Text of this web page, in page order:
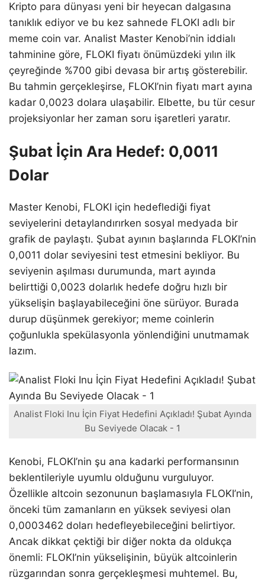
Kripto para dünyası yeni bir heyecan dalgasına
tanıklık ediyor ve bu kez sahnede FLOKI adlı bir
meme coin var. Analist Master Kenobi’nin iddialı
tahminine göre, FLOKI fiyatı önümüzdeki yılın ilk
çeyreğinde %700 gibi devasa bir artış gösterebilir.
Bu tahmin gerçekleşirse, FLOKI’nin fiyatı mart ayına
kadar 0,0023 dolara ulaşabilir. Elbette, bu tür cesur
projeksiyonlar her zaman soru işaretleri yaratır.
Şubat İçin Ara Hedef: 0,0011
Dolar
Master Kenobi, FLOKI için hedeflediği fiyat
seviyelerini detaylandırırken sosyal medyada bir
grafik de paylaştı. Şubat ayının başlarında FLOKI’nin
0,0011 dolar seviyesini test etmesini bekliyor. Bu
seviyenin aşılması durumunda, mart ayında
belirttiği 0,0023 dolarlık hedefe doğru hızlı bir
yükselişin başlayabileceğini öne sürüyor. Burada
durup düşünmek gerekiyor; meme coinlerin
çoğunlukla spekülasyonla yönlendiğini unutmamak
lazım.
Analist Floki Inu İçin Fiyat Hedefini Açıkladı! Şubat Ayında
Bu Seviyede Olacak - 1
Kenobi, FLOKI’nin şu ana kadarki performansının
beklentileriyle uyumlu olduğunu vurguluyor.
Özellikle altcoin sezonunun başlamasıyla FLOKI’nin,
önceki tüm zamanların en yüksek seviyesi olan
0,0003462 doları hedefleyebileceğini belirtiyor.
Ancak dikkat çektiği bir diğer nokta da oldukça
önemli: FLOKI’nin yükselişinin, büyük altcoinlerin
rüzgarından sonra gerçekleşmesi muhtemel. Bu,